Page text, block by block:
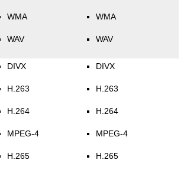
WMA
WAV
WMA
WAV
DIVX
H.263
H.264
MPEG-4
H.265
DIVX
H.263
H.264
MPEG-4
H.265